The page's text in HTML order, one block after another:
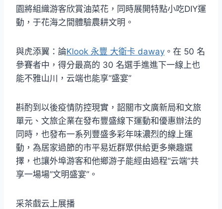
園將組織游客欣賞油菜花，同時展開特點小吃DIY運
動，于花海之間體驗農耕文明。
與虎添翼：論Klook 永豐 大衛卡 daway 。在 50 名
參賽者中，得分最高的 30 名選手進進下一線上也
能不雅山川，云端也能享“盛宴”
斟酌到以後疫情防控現實，韶關市文廣新局和文旅
單元、文旅企業在發布豐盛線下運動和優惠辦法的
同時，也發布一系列豐盛多彩年味濃烈的線上運
動，為居家過節的市平易近群眾供給更多樂趣選
擇，也讓外埠游客和他鄉游子能經由過程“云端”共
享一場場“文明盛宴”。
采茶戲云上展播